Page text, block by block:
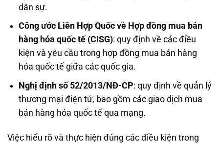
dân sự.
Công ước Liên Hợp Quốc về Hợp đồng mua bán
hàng hóa quốc tế (CISG): quy định về các điều
kiện và yêu cầu trong hợp đồng mua bán hàng
hóa quốc tế giữa các quốc gia.
Nghị định số 52/2013/NĐ-CP: quy định về quản lý
thương mại điện tử, bao gồm các giao dịch mua
bán hàng hóa quốc tế qua mạng.
Việc hiểu rõ và thực hiện đúng các điều kiện trong